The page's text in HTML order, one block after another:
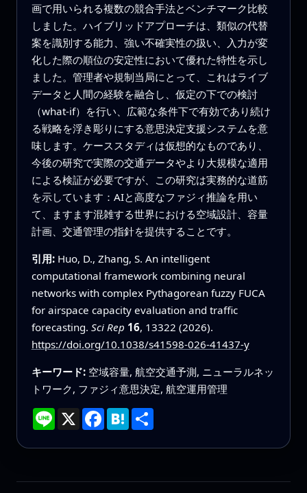
画で用いられる複数の競合手法とベンチマーク比較
しました。ハイブリッドアプローチは、類似の代替
案を識別する能力、強い不確実性の扱い、入力が変
化した際の順位の安定性において優れた特性を示し
ました。管理者や規制当局にとって、これはライブ
データと人間の経験を融合し、仮定の下での検討
（what-if）を行い、広範な条件下で有効であり続け
る戦略を浮き彫りにする意思決定支援システムを意
味します。ケーススタディは仮想的なものであり、
今後の研究で実際の交通データやより大規模な適用
による検証が必要ですが、この研究は実務的な道筋
を示しています：AIと高度なファジィ推論を用い
て、ますます混雑する世界における空域設計、容量
計画、交通管理の指針を提供することです。
引用: Huo, D., Zhang, S. An intelligent
computational framework combining neural
networks with complex Pythagorean fuzzy FUCA
for airspace capacity evaluation and traffic
forecasting. Sci Rep 16, 13322 (2026).
https://doi.org/10.1038/s41598-026-41437-y
キーワード: 空域容量, 航空交通予測, ニューラルネッ
トワーク, ファジィ意思決定, 航空運用管理
Line X Facebook
Hatena
共
有